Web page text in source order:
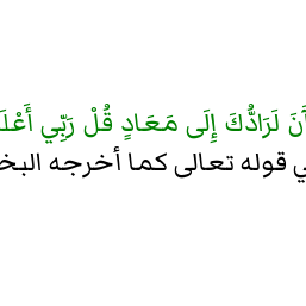
لَرَادُّكَ إِلَى مَعَادٍ قُلْ رَبِّي